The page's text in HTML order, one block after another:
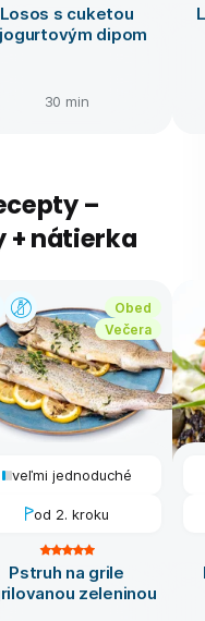
Losos s cuketou
dipom
30 min
–
+ nátierka
Obed
Večera
veľmi jednoduché
od 2. kroku
Pstruh na grile
zeleninou